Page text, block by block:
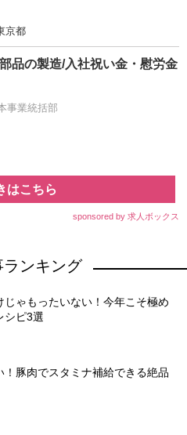
京都
品の製造/入社祝い金・慰労金
事業統括部
はこちら
sponsored by 求人ボックス
ランキング
じゃもったいない！今年こそ極め
シピ3選
！豚肉でスタミナ補給できる絶品